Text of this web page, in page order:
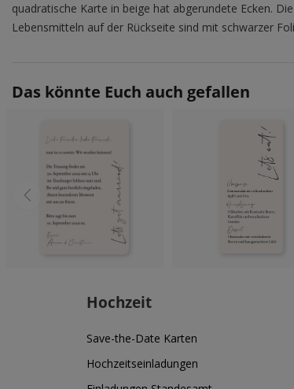
quadratische Karte in beige hat abgerundete Ecken.
Lebensmitteln auf der Rückseite sind mit schwarzer
Das könnte Euch auch gefallen
Hochzeit
Save-the-Date Karten
Hochzeitseinladungen